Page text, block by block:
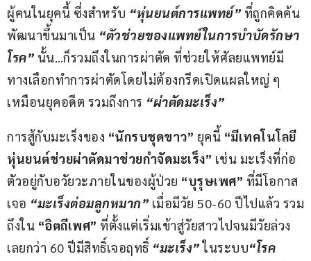
ผู้คนในยุคนี้ ซึ่งสำหรับ “หุ่นยนต์การแพทย์” ที่ถูกคิดค้น
พัฒนาขึ้นมาเป็น “ตัวช่วยของแพทย์ในการบำบัดรักษา
โรค” นั้น…ก็รวมถึงในการผ่าตัด ที่ช่วยให้ศัลยแพทย์มี
ทางเลือกทำการผ่าตัดโดยไม่ต้องกรีดเปิดแผลใหญ่ ๆ
เหมือนยุคอดีต รวมถึงการ “ผ่าตัดมะเร็ง”
การสู้กับมะเร็งของ “นักรบชุดขาว” ยุคนี้ “มีเทคโนโลยี
หุ่นยนต์ช่วยผ่าตัดมาช่วยกำจัดมะเร็ง” เช่น มะเร็งที่ก่อ
ตัวอยู่กับอวัยวะภายในของผู้ป่วย “บุรุษเพศ” ที่มีโอกาส
เจอ “มะเร็งต่อมลูกหมาก” เมื่อมีวัย 50-60 ปีไปแล้ว รวม
ถึงใน “อิตถีเพศ” ที่ตั้งแต่เริ่มเข้าสู่วัยสาวไปจนมีวัยล่วง
เลยกว่า 60 ปีมีสิทธิ์เจอฤทธิ์ “มะเร็ง” ในระบบ“โรค